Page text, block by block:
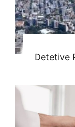
Detetive